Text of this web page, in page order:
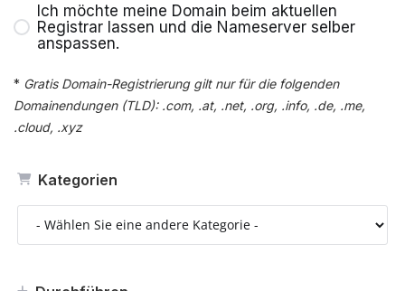
Kategorien
Ich möchte meine Domain beim aktuellen
Registrar lassen und die Nameserver selber
anspassen.
* Gratis Domain-Registrierung gilt nur für die folgenden
Domainendungen (TLD): .com, .at, .net, .org, .info, .de, .me,
.cloud, .xyz